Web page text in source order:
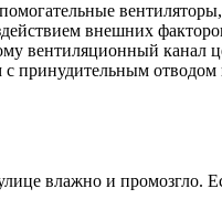
внешних
вентиляционный канал
с принудительным отводом
влажно и